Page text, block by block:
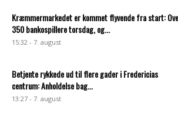
Kræmmermarkedet er kommet flyvende fra start:
350 bankospillere torsdag, og...
15:32 - 7. august
Betjente rykkede ud til flere gader i Fredericias
centrum: Anholdelse bag...
13:27 - 7. august